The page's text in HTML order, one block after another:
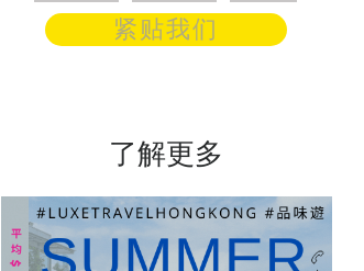
紧贴我们
了解更多